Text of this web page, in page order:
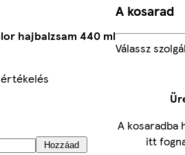
hajbalzsam 440 ml
Hozzáad
A kosarad
Válassz
A kosaradba
itt